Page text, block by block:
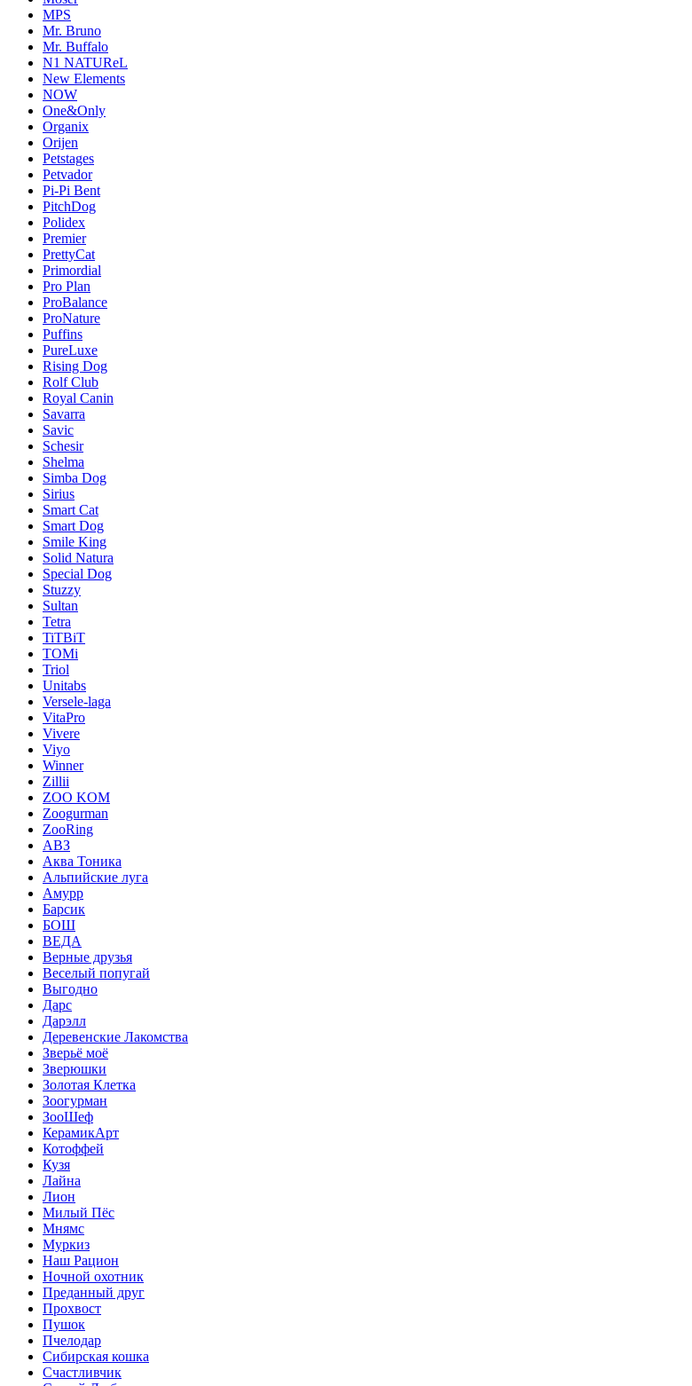
MPS
Mr. Bruno
Mr. Buffalo
N1 NATUReL
New Elements
NOW
One&Only
Organix
Orijen
Petstages
Petvador
Pi-Pi Bent
PitchDog
Polidex
Premier
PrettyCat
Primordial
Pro Plan
ProBalance
ProNature
Puffins
PureLuxe
Rising Dog
Rolf Club
Royal Canin
Savarra
Savic
Schesir
Shelma
Simba Dog
Sirius
Smart Cat
Smart Dog
Smile King
Solid Natura
Special Dog
Stuzzy
Sultan
Tetra
TiTBiT
TOMi
Triol
Unitabs
Versele-laga
VitaPro
Vivere
Viyo
Winner
Zillii
ZOO KOM
Zoogurman
ZooRing
АВЗ
Аква Тоника
Альпийские луга
Амурр
Барсик
БОШ
ВЕДА
Верные друзья
Веселый попугай
Выгодно
Дарс
Дарэлл
Деревенские Лакомства
Зверьё моё
Зверюшки
Золотая Клетка
Зоогурман
ЗооШеф
КерамикАрт
Котоффей
Кузя
Лайна
Лион
Милый Пёс
Мнямс
Муркиз
Наш Рацион
Ночной охотник
Преданный друг
Прохвост
Пушок
Пчелодар
Сибирская кошка
Счастливчик